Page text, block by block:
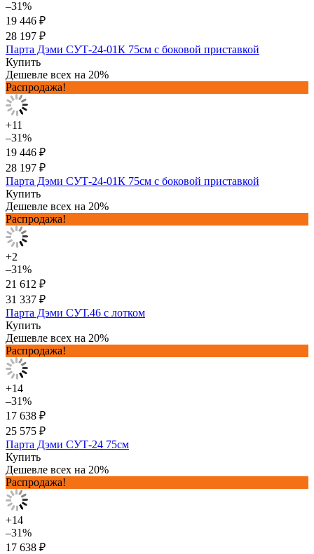
–31%
19 446 ₽
28 197 ₽
Парта Дэми СУТ-24-01К 75см с боковой приставкой
Купить
Дешевле всех на 20%
Распродажа!
+11
–31%
19 446 ₽
28 197 ₽
Парта Дэми СУТ-24-01К 75см с боковой приставкой
Купить
Дешевле всех на 20%
Распродажа!
+2
–31%
21 612 ₽
31 337 ₽
Парта Дэми СУТ.46 с лотком
Купить
Дешевле всех на 20%
Распродажа!
+14
–31%
17 638 ₽
25 575 ₽
Парта Дэми СУТ-24 75см
Купить
Дешевле всех на 20%
Распродажа!
+14
–31%
17 638 ₽